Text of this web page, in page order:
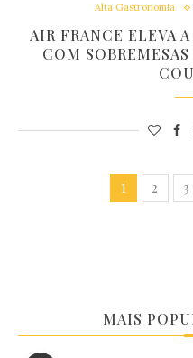
Alta Gastronomia
AIR FRANCE ELEVA
COM
1 2 3
MAIS